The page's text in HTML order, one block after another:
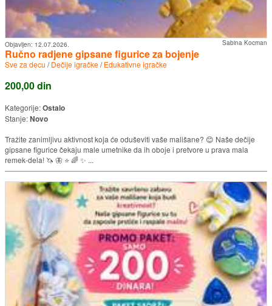
Sabina Kocman
Objavljen: 12.07.2026.
Ručno radjene gipsane figurice za bojenje
Sve za decu /Dečije igračke/Edukativne igračke
200,00 din
Kategorije:Ostalo
Stanje:Novo
Tražite zanimljivu aktivnost koja će oduševiti vaše mališane? 😊 Naše dečije
gipsane figurice čekaju male umetnike da ih oboje i pretvore u prava mala
remek-dela! 🦄 🦋 ⭐ 🌈 ✨ ...